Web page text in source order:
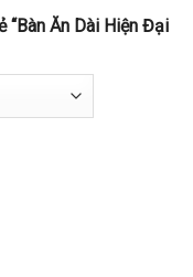
“Bàn Ăn Dài Hiện Đại